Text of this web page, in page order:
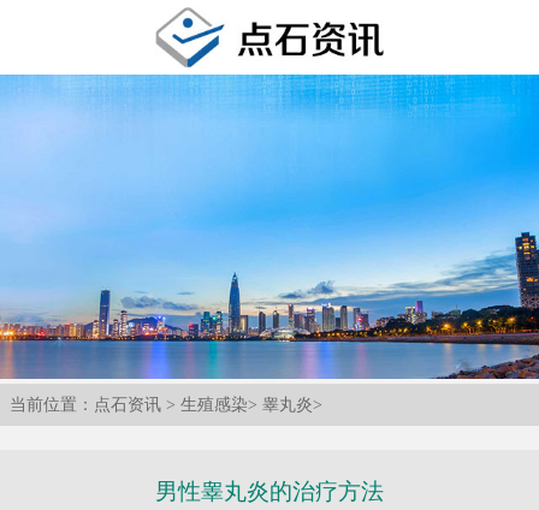
当前位置： 点石资讯 > 生殖感染> 睾丸炎>
男性睾丸炎的治疗方法